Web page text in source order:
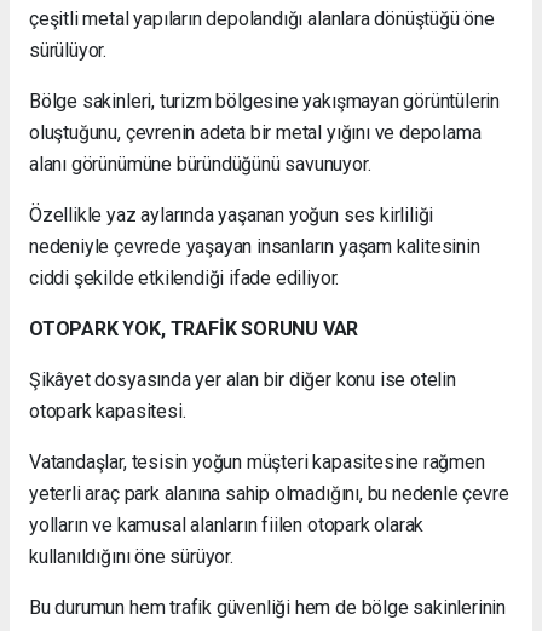
çeşitli metal yapıların depolandığı alanlara dönüştüğü öne
sürülüyor.
Bölge sakinleri, turizm bölgesine yakışmayan görüntülerin
oluştuğunu, çevrenin adeta bir metal yığını ve depolama
alanı görünümüne büründüğünü savunuyor.
Özellikle yaz aylarında yaşanan yoğun ses kirliliği
nedeniyle çevrede yaşayan insanların yaşam kalitesinin
ciddi şekilde etkilendiği ifade ediliyor.
OTOPARK YOK, TRAFİK SORUNU VAR
Şikâyet dosyasında yer alan bir diğer konu ise otelin
otopark kapasitesi.
Vatandaşlar, tesisin yoğun müşteri kapasitesine rağmen
yeterli araç park alanına sahip olmadığını, bu nedenle çevre
yolların ve kamusal alanların fiilen otopark olarak
kullanıldığını öne sürüyor.
Bu durumun hem trafik güvenliği hem de bölge sakinlerinin